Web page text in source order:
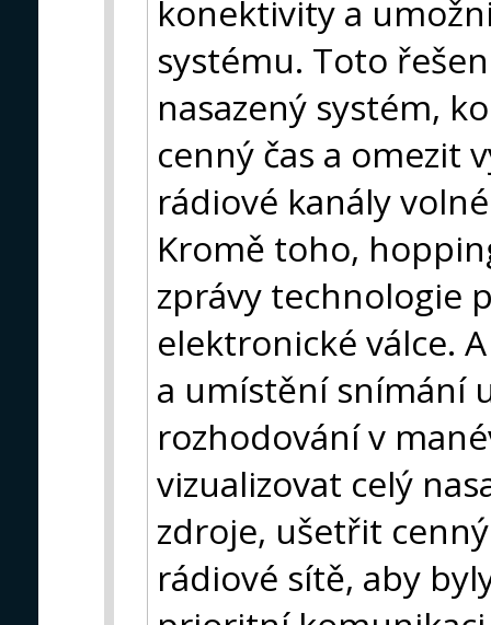
konektivity a
systému. Toto
nasazený systém,
cenný čas a omezit
rádiové kanály
Kromě toho,
zprávy technologie
elektronické válce.
a umístění snímání
rozhodování v
vizualizovat celý
zdroje, ušetřit
rádiové sítě, aby